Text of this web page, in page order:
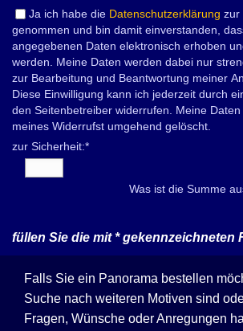
Ja ich habe die Datenschutzerklärung zur
genommen und bin damit einverstanden,
angegebenen Daten elektronisch erhoben
werden. Meine Daten werden dabei nur
zur Bearbeitung und Beantwortung meiner
Diese Einwilligung kann ich jederzeit durch
den Seitenbetreiber widerrufen. Meine
meines Widerrufst umgehend gelöscht.
zur Sicherheit:*
Was ist die Summe
füllen Sie die mit*gekennzeichneten
Falls Sie ein Panorama bestellen
Suche nach weiteren Motiven sind
Fragen, Wünsche oder Anregungen